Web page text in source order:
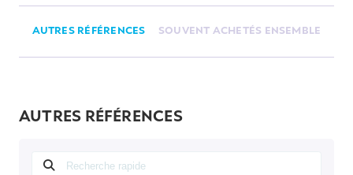
AUTRES RÉFÉRENCES SOUVENT ACHETÉS ENSEMBLE
AUTRES RÉFÉRENCES